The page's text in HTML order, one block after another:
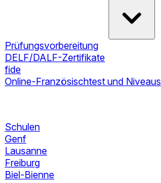
Prüfungsvorbereitung
DELF/DALF-Zertifikate
fide
Online-Französischtest und Niveaus
Schulen
Genf
Lausanne
Freiburg
Biel-Bienne